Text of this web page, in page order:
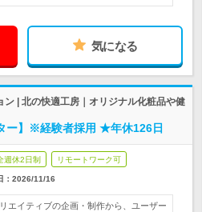
気になる
| 北の快適工房｜オリジナル化粧品や健
ー】※経験者採用 ★年休126日
週休2日制 リモートワーク可
： 2026/11/16
エイティブの企画・制作から、ユーザー